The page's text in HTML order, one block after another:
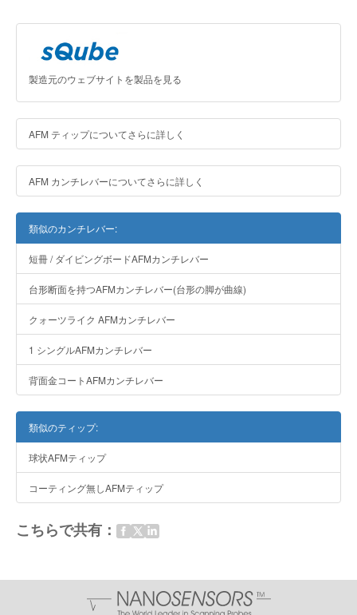
製造元のウェブサイトを製品を見る
AFM ティップについてさらに詳しく
AFM カンチレバーについてさらに詳しく
類似のカンチレバー:
短冊 / ダイビングボードAFMカンチレバー
台形断面を持つAFMカンチレバー(台形の脚が曲線)
クォーツライク AFMカンチレバー
1 シングルAFMカンチレバー
背面金コートAFMカンチレバー
類似のティップ:
球状AFMティップ
コーティング無しAFMティップ
こちらで共有：